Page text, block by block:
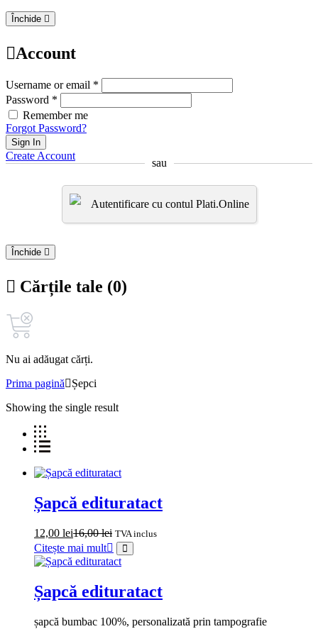
Închide
Account
Username or email *
Password *
Remember me
Forgot Password?
Sign In
Create Account
sau
Autentificare cu contul Plati.Online
Închide
Cărțile tale (0)
Nu ai adăugat cărți.
Prima pagină
Șepci
Showing the single result
Șapcă edituratact
12,00 lei16,00lei TVA inclus
Citește mai mult
Șapcă edituratact
șapcă bumbac 100%, personalizată prin tampografie